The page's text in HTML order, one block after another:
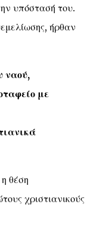
υπόστασή του.
ήρθαν
ναού,
με
θέση
χριστιανικούς